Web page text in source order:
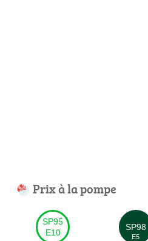
Prix à la pompe
SP95
E10
SP98
E5